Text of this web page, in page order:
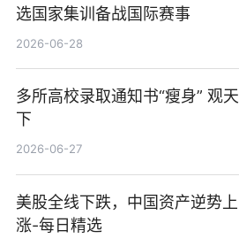
选国家集训备战国际赛事
2026-06-28
多所高校录取通知书“瘦身” 观天
下
2026-06-27
美股全线下跌，中国资产逆势上
涨-每日精选